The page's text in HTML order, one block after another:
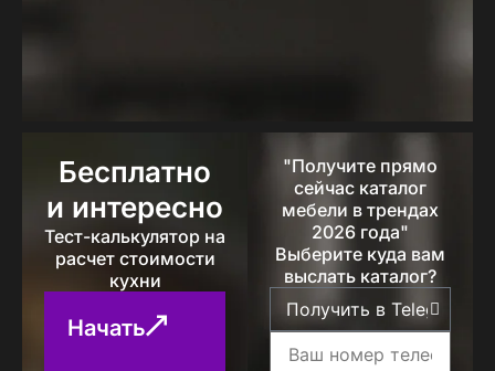
Бесплатно
и интересно
Тест-калькулятор на
расчет стоимости
кухни
Начать
"Получите прямо
сейчас каталог
мебели в трендах
2026 года"
Выберите куда вам
выслать каталог?